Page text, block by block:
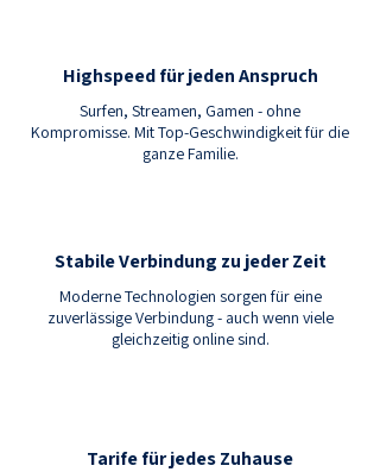
Highspeed für jeden Anspruch
Surfen, Streamen, Gamen - ohne
Kompromisse. Mit Top-Geschwindigkeit für die
ganze Familie.
Stabile Verbindung zu jeder Zeit
Moderne Technologien sorgen für eine
zuverlässige Verbindung - auch wenn viele
gleichzeitig online sind.
Tarife für jedes Zuhause